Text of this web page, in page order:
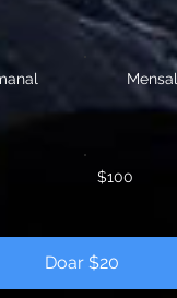
Mensal
$100
Doar $20